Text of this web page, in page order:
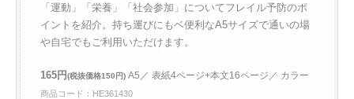
「運動」「栄養」「社会参加」についてフレイル予防のポ
イントを紹介。持ち運びにもベ便利なA5サイズで通いの場
や自宅でもご利用いただけます。
165円(税抜価格150円) A5／ 表紙4ページ+本文16ページ／ カラー
商品コード：HE361430